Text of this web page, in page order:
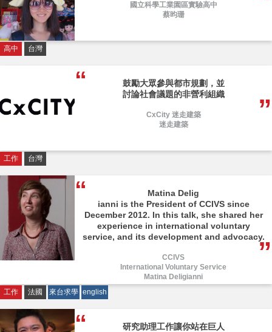
國立科學工業園區實驗高中
蔡昀珊
高中 台灣
鼓勵大眾參與都市規劃，並
討論社會議題的非營利組織
CxCity 迷走建築
迷走建築
工作 台灣
Matina Delig
ianni is the President of CCIVS since
December 2012. In this talk, she shared her
experience in international voluntary
service, and its development and advocacy.
CCIVS
International Voluntary Service
Matina Deligianni
工作
法國 來台求學 english
研究助理工作讓你站在巨人